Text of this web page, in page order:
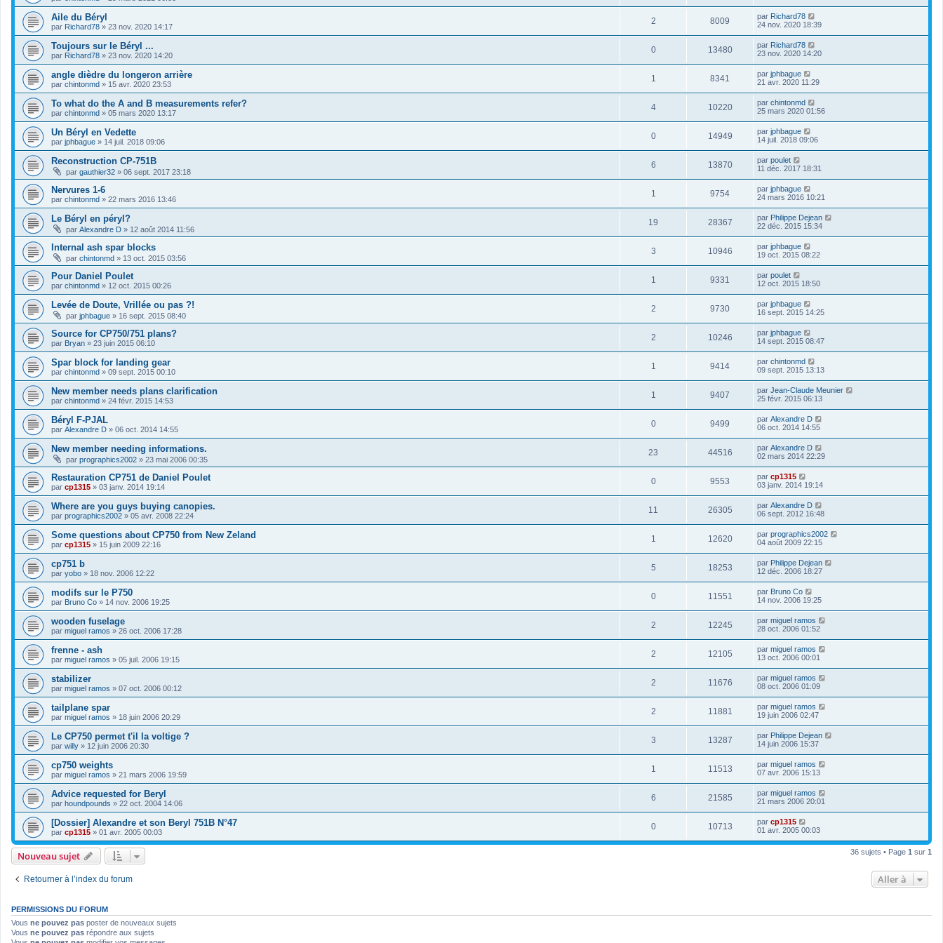
Aile du Béryl
par Richard78 » 23 nov. 2020 14:17
2 8009 par Richard78
24 nov. 2020 18:39
Toujours sur le Béryl ...
par Richard78 » 23 nov. 2020 14:20
0 13480 par Richard78
23 nov. 2020 14:20
angle dièdre du longeron arrière
par chintonmd » 15 avr. 2020 23:53
1 8341 par jphbague
21 avr. 2020 11:29
To what do the A and B measurements refer?
par chintonmd » 05 mars 2020 13:17
4 10220 par chintonmd
25 mars 2020 01:56
Un Béryl en Vedette
par jphbague » 14 juil. 2018 09:06
0 14949 par jphbague
14 juil. 2018 09:06
Reconstruction CP-751B
par gauthier32 » 06 sept. 2017 23:18
6 13870 par poulet
11 déc. 2017 18:31
Nervures 1-6
par chintonmd » 22 mars 2016 13:46
1 9754 par jphbague
24 mars 2016 10:21
Le Béryl en péryl?
par Alexandre D » 12 août 2014 11:56
19 28367 par Philippe Dejean
22 déc. 2015 15:34
Internal ash spar blocks
par chintonmd » 13 oct. 2015 03:56
3 10946 par jphbague
19 oct. 2015 08:22
Pour Daniel Poulet
par chintonmd » 12 oct. 2015 00:26
1 9331 par poulet
12 oct. 2015 18:50
Levée de Doute, Vrillée ou pas ?!
par jphbague » 16 sept. 2015 08:40
2 9730 par jphbague
16 sept. 2015 14:25
Source for CP750/751 plans?
par Bryan » 23 juin 2015 06:10
2 10246 par jphbague
14 sept. 2015 08:47
Spar block for landing gear
par chintonmd » 09 sept. 2015 00:10
1 9414 par chintonmd
09 sept. 2015 13:13
New member needs plans clarification
par chintonmd » 24 févr. 2015 14:53
1 9407 par Jean-Claude Meunier
25 févr. 2015 06:13
Béryl F-PJAL
par Alexandre D » 06 oct. 2014 14:55
0 9499 par Alexandre D
06 oct. 2014 14:55
New member needing informations.
par prographics2002 » 23 mai 2006 00:35
23 44516 par Alexandre D
02 mars 2014 22:29
Restauration CP751 de Daniel Poulet
par cp1315 » 03 janv. 2014 19:14
0 9553 par cp1315
03 janv. 2014 19:14
Where are you guys buying canopies.
par prographics2002 » 05 avr. 2008 22:24
11 26305 par Alexandre D
06 sept. 2012 16:48
Some questions about CP750 from New Zeland
par cp1315 » 15 juin 2009 22:16
1 12620 par prographics2002
04 août 2009 22:15
cp751 b
par yobo » 18 nov. 2006 12:22
5 18253 par Philippe Dejean
12 déc. 2006 18:27
modifs sur le P750
par Bruno Co » 14 nov. 2006 19:25
0 11551 par Bruno Co
14 nov. 2006 19:25
wooden fuselage
par miguel ramos » 26 oct. 2006 17:28
2 12245 par miguel ramos
28 oct. 2006 01:52
frenne - ash
par miguel ramos » 05 juil. 2006 19:15
2 12105 par miguel ramos
13 oct. 2006 00:01
stabilizer
par miguel ramos » 07 oct. 2006 00:12
2 11676 par miguel ramos
08 oct. 2006 01:09
tailplane spar
par miguel ramos » 18 juin 2006 20:29
2 11881 par miguel ramos
19 juin 2006 02:47
Le CP750 permet t'il la voltige ?
par willy » 12 juin 2006 20:30
3 13287 par Philippe Dejean
14 juin 2006 15:37
cp750 weights
par miguel ramos » 21 mars 2006 19:59
1 11513 par miguel ramos
07 avr. 2006 15:13
Advice requested for Beryl
par houndpounds » 22 oct. 2004 14:06
6 21585 par miguel ramos
21 mars 2006 20:01
[Dossier] Alexandre et son Beryl 751B N°47
par cp1315 » 01 avr. 2005 00:03
0 10713 par cp1315
01 avr. 2005 00:03
Nouveau sujet 36 sujets • Page 1 sur 1
Retourner à l’index du forum Aller à
PERMISSIONS DU FORUM
Vous ne pouvez pas poster de nouveaux sujets
Vous ne pouvez pas répondre aux sujets